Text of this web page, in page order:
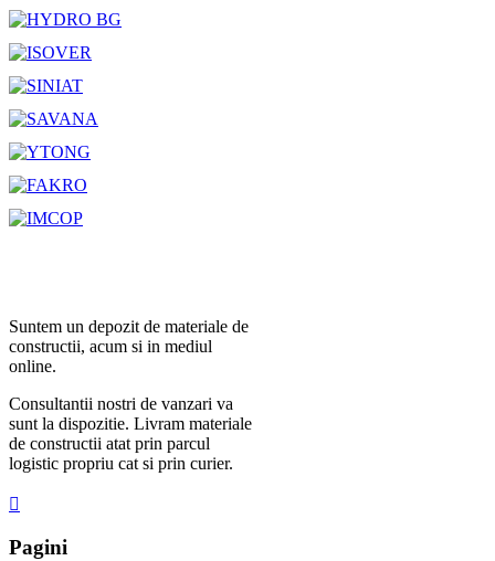
Suntem un depozit de materiale de
constructii, acum si in mediul
online.
Consultantii nostri de vanzari va
sunt la dispozitie. Livram materiale
de constructii atat prin parcul
logistic propriu cat si prin curier.
Pagini